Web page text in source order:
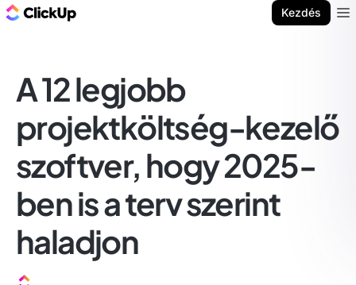
Kezdés
A 12 legjobb
projektköltség-kezelő
szoftver, hogy 2025-
ben is a terv szerint
haladjon